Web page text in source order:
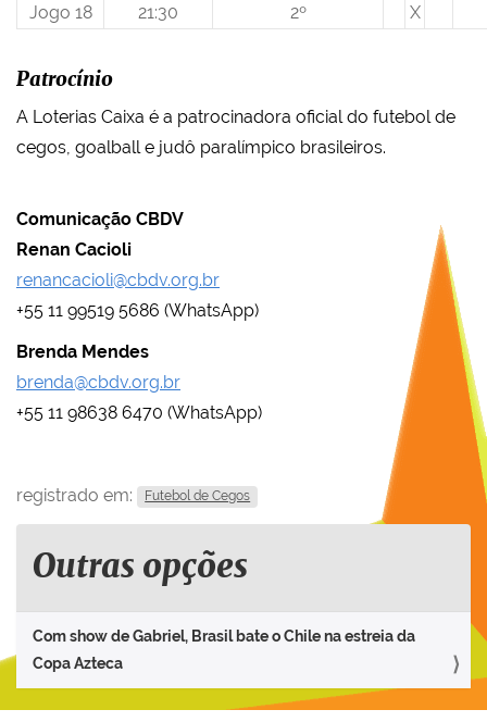
Jogo 18
21:30 2º X
Patrocínio
A Loterias Caixa é a patrocinadora oficial do futebol de
cegos, goalball e judô paralímpico brasileiros.
Comunicação CBDV
Renan Cacioli
renancacioli@cbdv.org.br
+55 11 99519 5686 (WhatsApp)
Brenda Mendes
brenda@cbdv.org.br
+55 11 98638 6470 (WhatsApp)
registrado em: Futebol de Cegos
Outras opções
Com show de Gabriel, Brasil bate o Chile na estreia da
Copa Azteca